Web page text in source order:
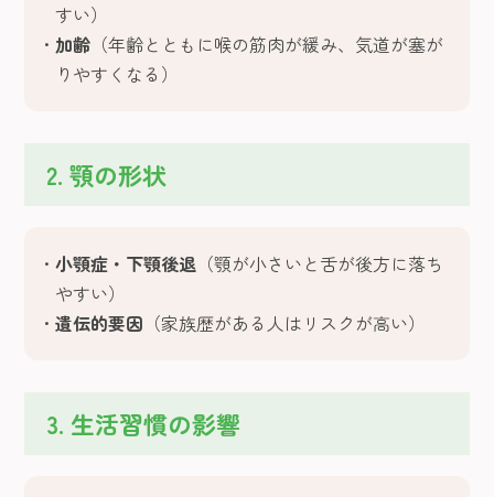
すい）
加齢 （年齢とともに喉の筋肉が緩み、気道が塞が
りやすくなる）
2. 顎の形状
小顎症・下顎後退 （顎が小さいと舌が後方に落ち
やすい）
遺伝的要因 （家族歴がある人はリスクが高い）
3. 生活習慣の影響